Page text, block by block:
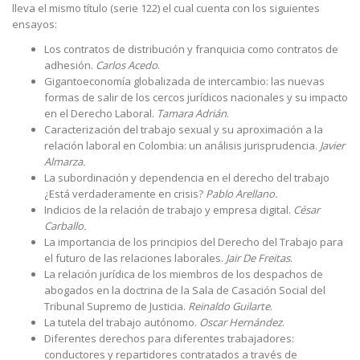
lleva el mismo título (serie 122) el cual cuenta con los siguientes
ensayos:
Los contratos de distribución y franquicia como contratos de
adhesión. Carlos Acedo.
Gigantoeconomía globalizada de intercambio: las nuevas
formas de salir de los cercos jurídicos nacionales y su impacto
en el Derecho Laboral. Tamara Adrián.
Caracterización del trabajo sexual y su aproximación a la
relación laboral en Colombia: un análisis jurisprudencia. Javier
Almarza.
La subordinación y dependencia en el derecho del trabajo
¿Está verdaderamente en crisis? Pablo Arellano.
Indicios de la relación de trabajo y empresa digital. César
Carballo.
La importancia de los principios del Derecho del Trabajo para
el futuro de las relaciones laborales. Jair De Freitas.
La relación jurídica de los miembros de los despachos de
abogados en la doctrina de la Sala de Casación Social del
Tribunal Supremo de Justicia. Reinaldo Guilarte.
La tutela del trabajo autónomo. Oscar Hernández.
Diferentes derechos para diferentes trabajadores:
conductores y repartidores contratados a través de